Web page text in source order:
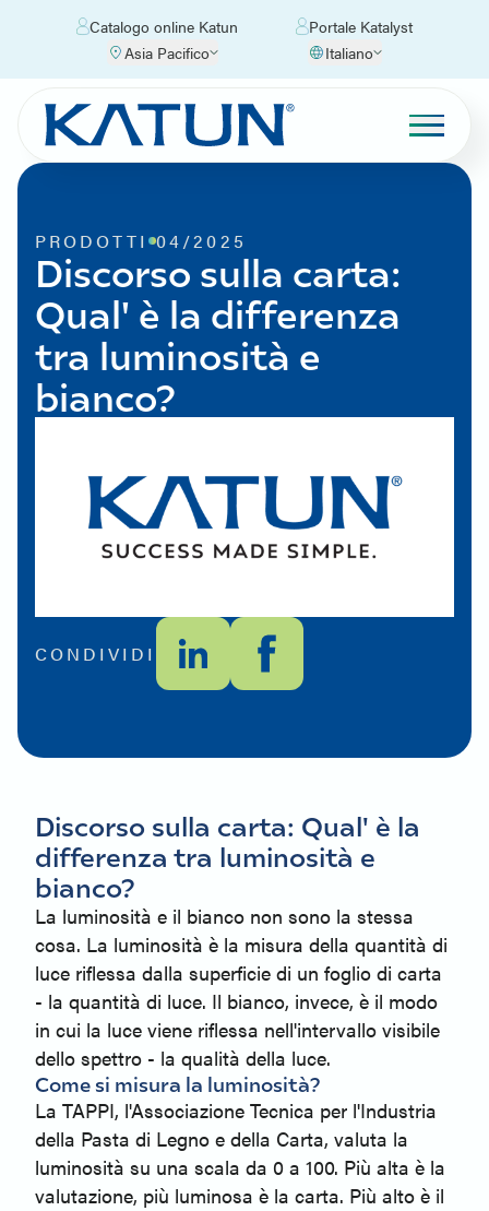
Catalogo online Katun
Portale Katalyst
Asia Pacifico
Italiano
PRODOTTI 04/2025
Discorso sulla carta:
Qual' è la differenza
tra luminosità e
bianco?
CONDIVIDI
Discorso sulla carta: Qual' è la
differenza tra luminosità e
bianco?
La luminosità e il bianco non sono la stessa
cosa. La luminosità è la misura della quantità di
luce riflessa dalla superficie di un foglio di carta
- la quantità di luce. Il bianco, invece, è il modo
in cui la luce viene riflessa nell'intervallo visibile
dello spettro - la qualità della luce.
Come si misura la luminosità?
La TAPPI, l'Associazione Tecnica per l'Industria
della Pasta di Legno e della Carta, valuta la
luminosità su una scala da 0 a 100. Più alta è la
valutazione, più luminosa è la carta. Più alto è il